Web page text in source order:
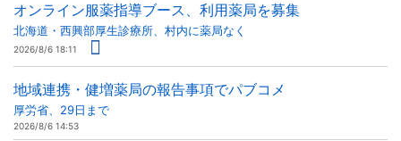
オンライン服薬指導ブース、利用薬局を募集
北海道・西興部厚生診療所、村内に薬局なく
2026/8/6 18:11
地域連携・健増薬局の報告事項でパブコメ
厚労省、29日まで
2026/8/6 14:53